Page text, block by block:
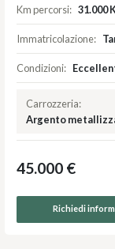
Km percorsi: 31.000
Immatricolazione:
Condizioni:
Carrozzeria:
Argento
45.000 €
Richiedi